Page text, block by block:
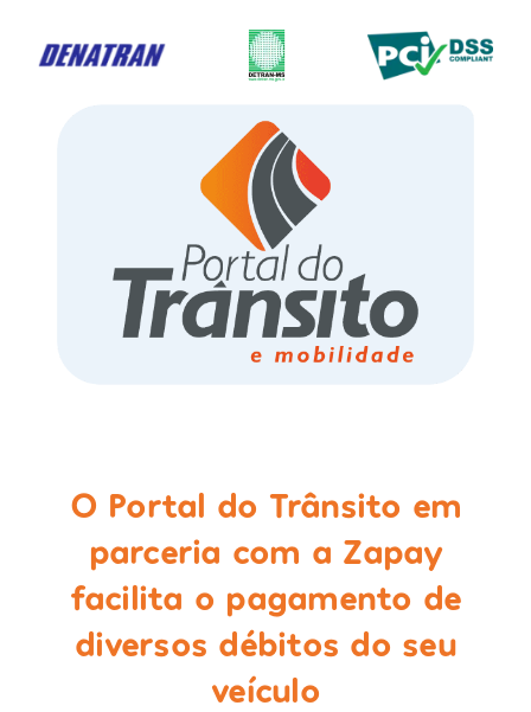
O Portal do Trânsito em
parceria com a Zapay
facilita o pagamento de
diversos débitos do seu
veículo